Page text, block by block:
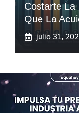
Costarte La
Que La
julio 31,